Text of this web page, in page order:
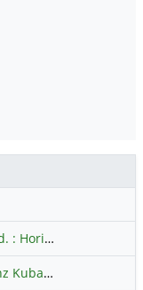
IRW-News: Horizon Petroleum Ltd. : Horizon Petroleum beginnt mit der Testförderung im Projekt Lachowice in Polen und schließt die Platzierung einer überzeichneten Wandelanleihe ab
Erneuter Strom-Blackout legt ganz Kuba lahm